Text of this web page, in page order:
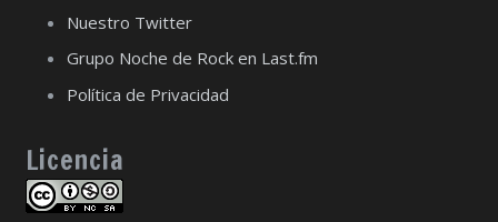
Nuestro Twitter
Grupo Noche de Rock en Last.fm
Política de Privacidad
Licencia